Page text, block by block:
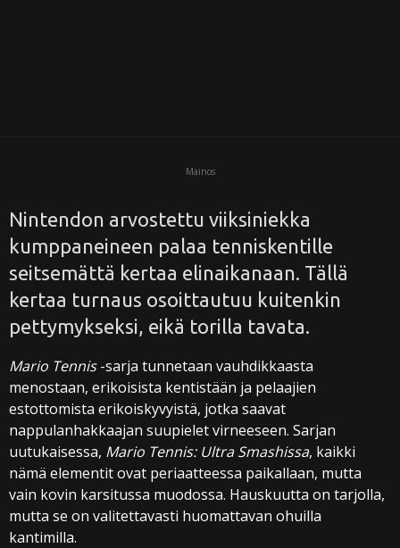
Mainos
Nintendon arvostettu viiksiniekka
kumppaneineen palaa tenniskentille
seitsemättä kertaa elinaikanaan. Tällä
kertaa turnaus osoittautuu kuitenkin
pettymykseksi, eikä torilla tavata.
Mario Tennis-sarja tunnetaan vauhdikkaasta
menostaan, erikoisista kentistään ja pelaajien
estottomista erikoiskyvyistä, jotka saavat
nappulanhakkaajan suupielet virneeseen. Sarjan
uutukaisessa, Mario Tennis: Ultra Smashissa, kaikki
nämä elementit ovat periaatteessa paikallaan, mutta
vain kovin karsitussa muodossa. Hauskuutta on tarjolla,
mutta se on valitettavasti huomattavan ohuilla
kantimilla.